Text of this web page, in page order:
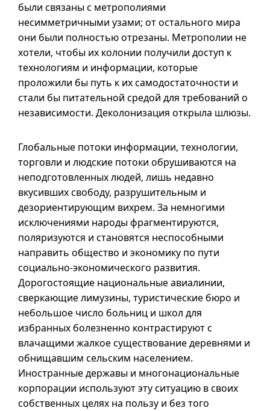
были связаны с метрополиями
несимметричными узами; от остального мира
они были полностью отрезаны. Метрополии не
хотели, чтобы их колонии получили доступ к
технологиям и информации, которые
проложили бы путь к их самодостаточности и
стали бы питательной средой для требований о
независимости. Деколонизация открыла шлюзы.
Глобальные потоки информации, технологии,
торговли и людские потоки обрушиваются на
неподготовленных людей, лишь недавно
вкусивших свободу, разрушительным и
дезориентирующим вихрем. За немногими
исключениями народы фрагментируются,
поляризуются и становятся неспособными
направить общество и экономику по пути
социально-экономического развития.
Дорогостоящие национальные авиалинии,
сверкающие лимузины, туристические бюро и
небольшое число больниц и школ для
избранных болезненно контрастируют с
влачащими жалкое существование деревнями и
обнищавшим сельским населением.
Иностранные державы и многонациональные
корпорации используют эту ситуацию в своих
собственных целях на пользу и без того